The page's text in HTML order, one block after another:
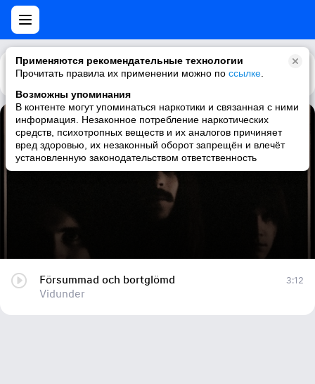
Применяются рекомендательные технологии
Прочитать правила их применении можно по ссылке
Возможны упоминания
В контенте могут упоминаться наркотики и связанная с ними
информация. Незаконное потребление наркотических
средств, психотропных веществ и их аналогов причиняет
вред здоровью, их незаконный оборот запрещён и влечёт
установленную законодательством ответственность
Каталог Рекомендации
Försummad och bortglömd
Vidunder
Försummad och bortglömd
Vidunder
3:12